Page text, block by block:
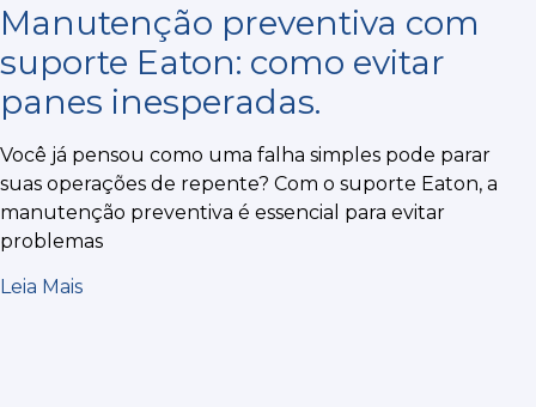
Manutenção preventiva com
suporte Eaton: como evitar
panes inesperadas.
Você já pensou como uma falha simples pode parar
suas operações de repente? Com o suporte Eaton, a
manutenção preventiva é essencial para evitar
problemas
Leia Mais